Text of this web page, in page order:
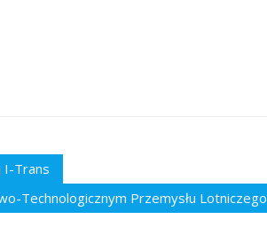
I-Trans
Technologicznym Przemysłu Lotniczego